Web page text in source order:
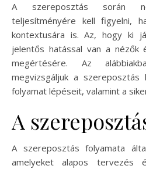
A szereposztás során
teljesítményére kell figyelni,
kontextusára is. Az, hogy ki
jelentős hatással van a
megértésére. Az
megvizsgáljuk a szereposztás
folyamat lépéseit, valamint a
A
A szereposztás folyamata
amelyeket alapos tervezés